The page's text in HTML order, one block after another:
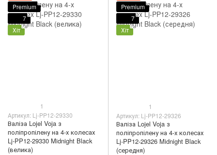
Premium
7
Хіт
1
Артикул: Lj-PP12-29330
Валіза Lojel Voja з
поліпропілену на 4-х колесах
Lj-PP12-29330 Midnight Black
(велика)
Premium
7
Хіт
1
Артикул: Lj-PP12-29326
Валіза Lojel Voja з
поліпропілену на 4-х колесах
Lj-PP12-29326 Midnight Black
(середня)